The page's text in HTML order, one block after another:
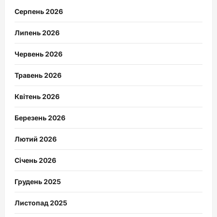
Серпень 2026
Липень 2026
Червень 2026
Травень 2026
Квітень 2026
Березень 2026
Лютий 2026
Січень 2026
Грудень 2025
Листопад 2025